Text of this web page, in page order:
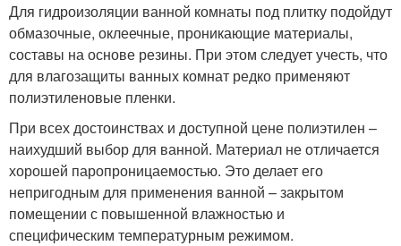
Для гидроизоляции ванной комнаты под плитку подойдут
обмазочные, оклеечные, проникающие материалы,
составы на основе резины. При этом следует учесть, что
для влагозащиты ванных комнат редко применяют
полиэтиленовые пленки.
При всех достоинствах и доступной цене полиэтилен –
наихудший выбор для ванной. Материал не отличается
хорошей паропроницаемостью. Это делает его
непригодным для применения ванной – закрытом
помещении с повышенной влажностью и
специфическим температурным режимом.